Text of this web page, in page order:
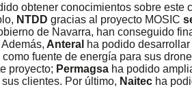
obtener conocimientos sobre
NTDD gracias al proyecto MOSIC
de Navarra, han conseguido
Además, Anteral ha podido
fuente de energía para sus
proyecto; Permagsa ha podido
clientes. Por último, Naitec ha